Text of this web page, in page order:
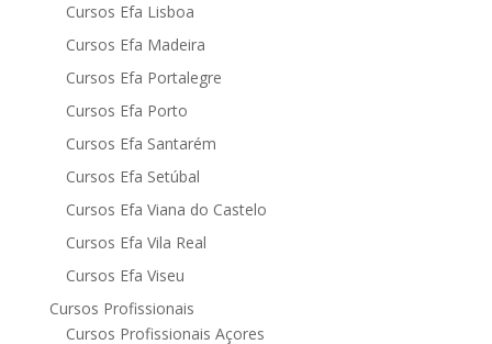
Cursos Efa Lisboa
Cursos Efa Madeira
Cursos Efa Portalegre
Cursos Efa Porto
Cursos Efa Santarém
Cursos Efa Setúbal
Cursos Efa Viana do Castelo
Cursos Efa Vila Real
Cursos Efa Viseu
Cursos Profissionais
Cursos Profissionais Açores